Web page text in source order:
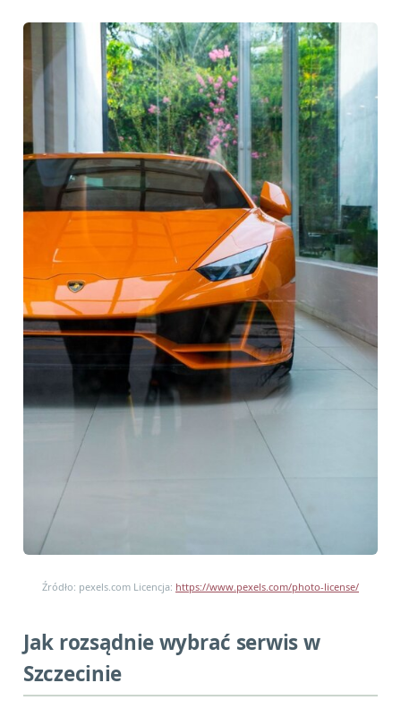
Źródło: pexels.com Licencja: https://www.pexels.com/photo-license/
Jak rozsądnie wybrać serwis w
Szczecinie